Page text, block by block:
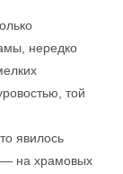
нередко
той
явилось
— на храмовых